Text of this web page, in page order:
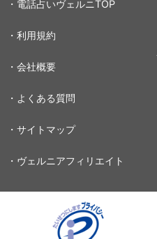
・電話占いヴェルニTOP
・利用規約
・会社概要
・よくある質問
・サイトマップ
・ヴェルニアフィリエイト